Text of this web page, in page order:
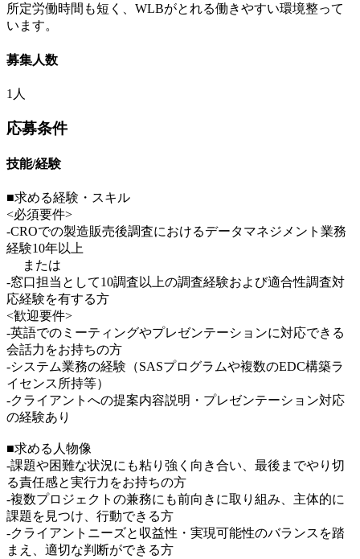
所定労働時間も短く、WLBがとれる働きやすい環境整って
います。
募集人数
1人
応募条件
技能/経験
■求める経験・スキル
<必須要件>
-CROでの製造販売後調査におけるデータマネジメント業務
経験10年以上
または
-窓口担当として10調査以上の調査経験および適合性調査対
応経験を有する方
<歓迎要件>
-英語でのミーティングやプレゼンテーションに対応できる
会話力をお持ちの方
-システム業務の経験（SASプログラムや複数のEDC構築ラ
イセンス所持等）
-クライアントへの提案内容説明・プレゼンテーション対応
の経験あり
■求める人物像
-課題や困難な状況にも粘り強く向き合い、最後までやり切
る責任感と実行力をお持ちの方
-複数プロジェクトの兼務にも前向きに取り組み、主体的に
課題を見つけ、行動できる方
-クライアントニーズと収益性・実現可能性のバランスを踏
まえ、適切な判断ができる方